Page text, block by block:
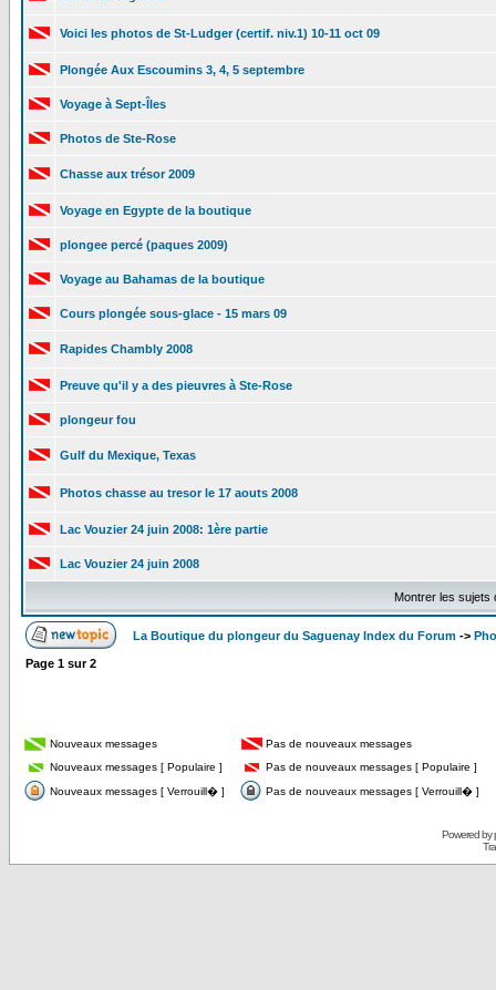
Voici les photos de St-Ludger (certif. niv.1) 10-11 oct 09
Plongée Aux Escoumins 3, 4, 5 septembre
Voyage à Sept-Îles
Photos de Ste-Rose
Chasse aux trésor 2009
Voyage en Egypte de la boutique
plongee percé (paques 2009)
Voyage au Bahamas de la boutique
Cours plongée sous-glace - 15 mars 09
Rapides Chambly 2008
Preuve qu'il y a des pieuvres à Ste-Rose
plongeur fou
Gulf du Mexique, Texas
Photos chasse au tresor le 17 aouts 2008
Lac Vouzier 24 juin 2008: 1ère partie
Lac Vouzier 24 juin 2008
Montrer les sujets
La Boutique du plongeur du Saguenay Index du Forum ->
Page 1 sur2
Nouveaux messages
Pas de nouveaux messages
Nouveaux messages [ Populaire ]
Pas de nouveaux messages [ Populaire ]
Nouveaux messages [ Verrouill� ]
Pas de nouveaux messages [ Verrouill� ]
Powered by